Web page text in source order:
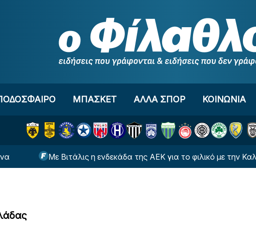
ΜΠΑΣΚΕΤ ΑΛΛΑ ΣΠΟΡ ΚΟΙΝΩΝΙΑ
Με Βιτάλις η ενδεκάδα της ΑΕΚ για το φιλικό με την Καλλιθέα